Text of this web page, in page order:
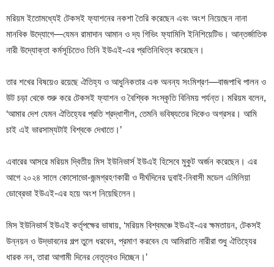
মরিয়ম ইতোমধ্যেই টেকসই ফ্যাশনের নকশা তৈরি করেছেন এবং অংশ নিয়েছেন নানা
মানবিক উদ্যোগে—যেমন রামাদান আমান ও দ্য গিভিং ফ্যামিলি ইনিশিয়েটিভ। আন্তর্জাতিক
নারী উদ্যোক্তা কর্মসূচিতেও তিনি ইউএই-এর প্রতিনিধিত্ব করেছেন।
তার শখের বিষয়েও রয়েছে ঐতিহ্য ও আধুনিকতার এক অনন্য সংমিশ্রণ—বাজপাখি পালন ও
উট চড়া থেকে শুরু করে টেকসই ফ্যাশন ও বৈশ্বিক সংস্কৃতি বিনিময় পর্যন্ত। মরিয়ম বলেন,
‘আমার দেশ যেমন ঐতিহ্যের প্রতি শ্রদ্ধাশীল, তেমনি ভবিষ্যতের দিকেও অগ্রসর। আমি
চাই এই ভারসাম্যটাই বিশ্বকে দেখাতে।’
এবারের আসরে মরিয়ম দ্বিতীয় মিস ইউনিভার্স ইউএই হিসেবে মুকুট অর্জন করেছেন। এর
আগে ২০২৪ সালে কোসোভো-জন্মগ্রহণকারী ও দীর্ঘদিনের দুবাই-নিবাসী মডেল এমিলিয়া
ডোব্রেভা ইউএই-এর হয়ে অংশ নিয়েছিলেন।
মিস ইউনিভার্স ইউএই কর্তৃপক্ষের ভাষায়, ‘মরিয়ম বিশ্বমঞ্চে ইউএই-এর ক্ষমতায়ন, টেকসই
উন্নয়ন ও উদ্ভাবনের গল্প তুলে ধরবেন, প্রমাণ করবেন যে আমিরাতি নারীরা শুধু ঐতিহ্যের
ধারক নন, তারা আগামী দিনের নেতৃত্বও দিচ্ছেন।’